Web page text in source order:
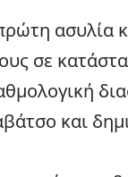
ασυλία
σε
και